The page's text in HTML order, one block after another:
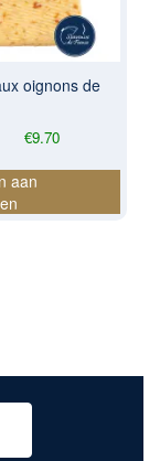
oignons de
€9.70
aan